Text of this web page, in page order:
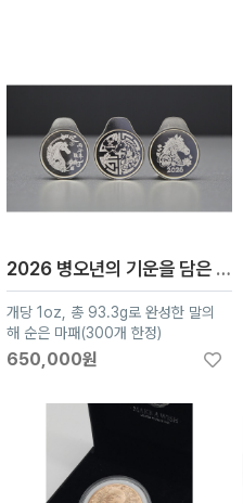
2026 병오년의 기운을 담은 1온스 순은 마패 컬렉션
개당 1oz, 총 93.3g로 완성한 말의
해 순은 마패(300개 한정)
650,000원